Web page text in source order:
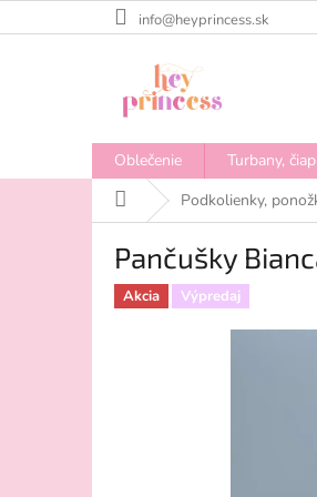
na
info@heyprincess.sk
Oblečenie Turbany,
DomovPodkolienky,
Pančušky
Akcia Výpredaj